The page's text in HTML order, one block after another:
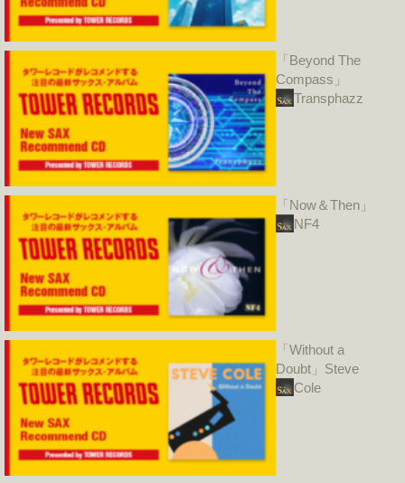
「Beyond The
Compass」
Transphazz
「Now＆Then」
NF4
「Without a
Doubt」Steve
Cole